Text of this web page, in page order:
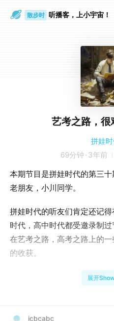
散步时 听播客，上小宇宙！
艺考之路，很
拼娃
69分钟 · 3年前
本期节目是拼娃时代的第三
老朋友，小川同学。
拼娃时代的听友们肯定还记
时代，高中时代都受邀录制
在艺考之路，高考之路上的
的收获。
讲一讲今年的高考形势，河北
展开
icbcabc